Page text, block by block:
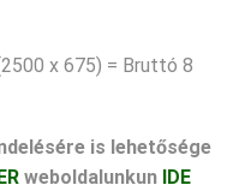
x 675) = Bruttó 8
is lehetősége
weboldalunkun IDE